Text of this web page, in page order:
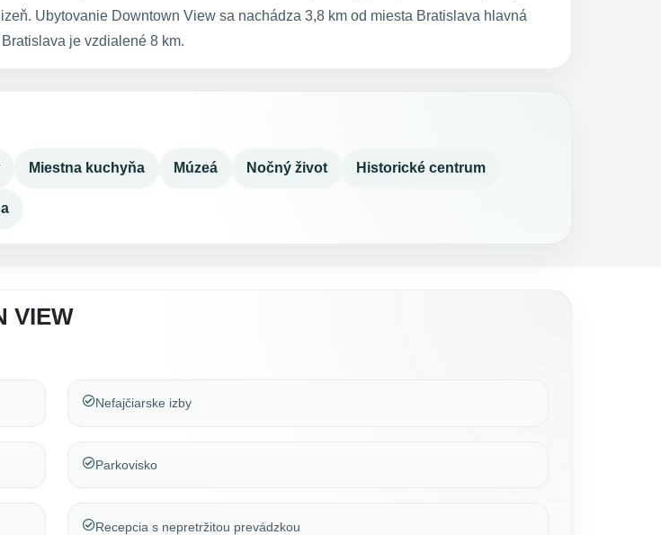
Ubytovanie Downtown View sa nachádza 3,8 km od miesta Bratislava hlavná
je vzdialené 8 km.
Miestna kuchyňa Múzeá Nočný život Historické centrum
VIEW
Nefajčiarske izby
Parkovisko
Recepcia s nepretržitou prevádzkou